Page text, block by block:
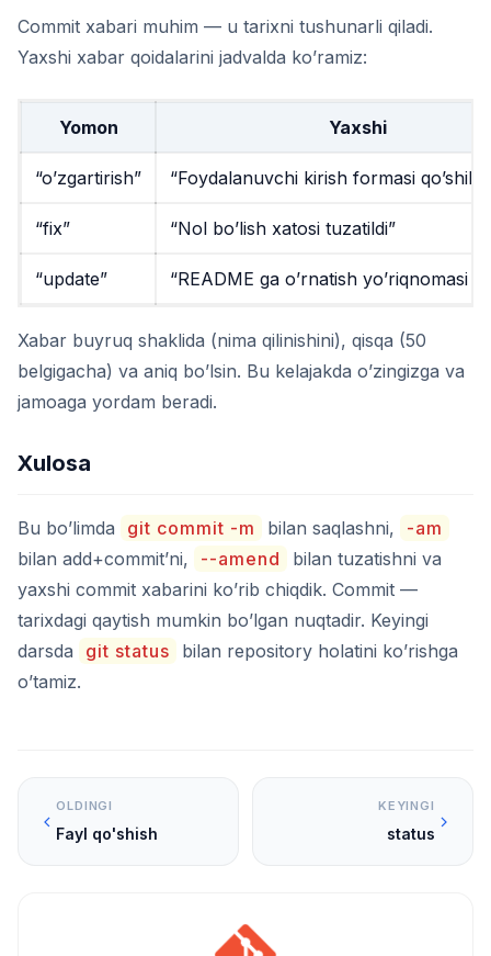
Commit xabari muhim — u tarixni tushunarli qiladi.
Yaxshi xabar qoidalarini jadvalda ko’ramiz:
Yomon Yaxshi
“o’zgartirish” “Foydalanuvchi kirish formasi
“fix” “Nol bo’lish xatosi tuzatildi”
“update” “README ga o’rnatish yo’riqnomasi
Xabar buyruq shaklida (nima qilinishini), qisqa (50
belgigacha) va aniq bo’lsin. Bu kelajakda o’zingizga va
jamoaga yordam beradi.
Xulosa
Bu bo’limda git commit -m bilan saqlashni,
-am
bilan add+commit’ni,
--amend
bilan tuzatishni va
yaxshi commit xabarini ko’rib chiqdik. Commit —
tarixdagi qaytish mumkin bo’lgan nuqtadir. Keyingi
darsda
git status
bilan repository holatini ko’rishga
o’tamiz.
OLDINGI
Fayl qo'shish
KEYINGI
status